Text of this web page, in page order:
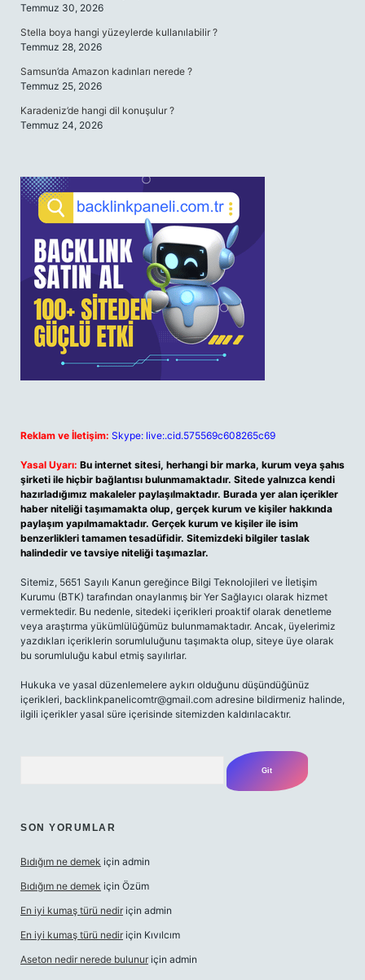
Temmuz 30, 2026
Stella boya hangi yüzeylerde kullanılabilir ?
Temmuz 28, 2026
Samsun’da Amazon kadınları nerede ?
Temmuz 25, 2026
Karadeniz’de hangi dil konuşulur ?
Temmuz 24, 2026
Reklam ve İletişim: Skype: live:.cid.575569c608265c69
Yasal Uyarı: Bu internet sitesi, herhangi bir marka, kurum veya şahıs
şirketi ile hiçbir bağlantısı bulunmamaktadır. Sitede yalnızca kendi
hazırladığımız makaleler paylaşılmaktadır. Burada yer alan içerikler
haber niteliği taşımamakta olup, gerçek kurum ve kişiler hakkında
paylaşım yapılmamaktadır. Gerçek kurum ve kişiler ile isim
benzerlikleri tamamen tesadüfidir. Sitemizdeki bilgiler taslak
halindedir ve tavsiye niteliği taşımazlar.
Sitemiz, 5651 Sayılı Kanun gereğince Bilgi Teknolojileri ve İletişim
Kurumu (BTK) tarafından onaylanmış bir Yer Sağlayıcı olarak hizmet
vermektedir. Bu nedenle, sitedeki içerikleri proaktif olarak denetleme
veya araştırma yükümlülüğümüz bulunmamaktadır. Ancak, üyelerimiz
yazdıkları içeriklerin sorumluluğunu taşımakta olup, siteye üye olarak
bu sorumluluğu kabul etmiş sayılırlar.
Hukuka ve yasal düzenlemelere aykırı olduğunu düşündüğünüz
içerikleri, backlinkpanelicomtr@gmail.com adresine bildirmeniz halinde,
ilgili içerikler yasal süre içerisinde sitemizden kaldırılacaktır.
SON YORUMLAR
Bıdığım ne demek için admin
Bıdığım ne demek için Özüm
En iyi kumaş türü nedir için admin
En iyi kumaş türü nedir için Kıvılcım
Aseton nedir nerede bulunur için admin